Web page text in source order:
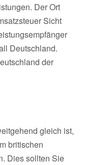
Der Ort
Sicht
Deutschland.
der
gleich ist,
britischen
Dies sollten Sie